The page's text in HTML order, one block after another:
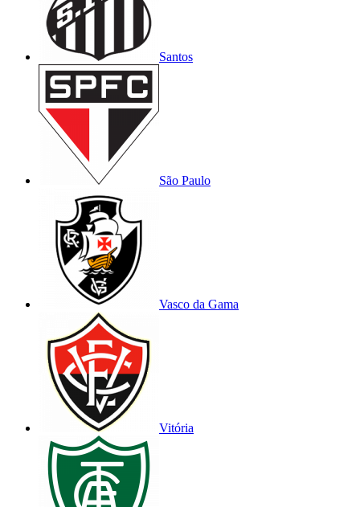
Santos
São Paulo
Vasco da Gama
Vitória